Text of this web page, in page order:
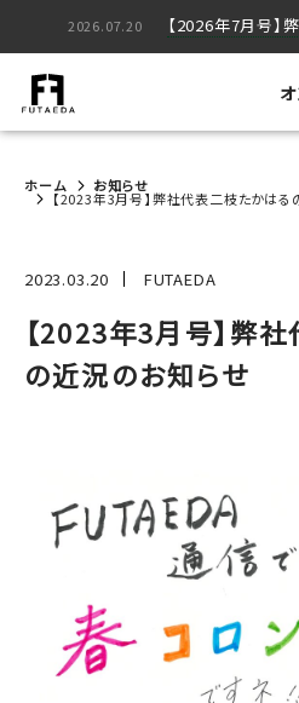
2026.05.20 【2026年5月号】
2026.07.20 【2026年7月号】
ホーム お知らせ
【2023年3月号】弊社代表二枝たかはる
2023.03.20 FUTAEDA
【2023年3月号】弊
の近況のお知らせ